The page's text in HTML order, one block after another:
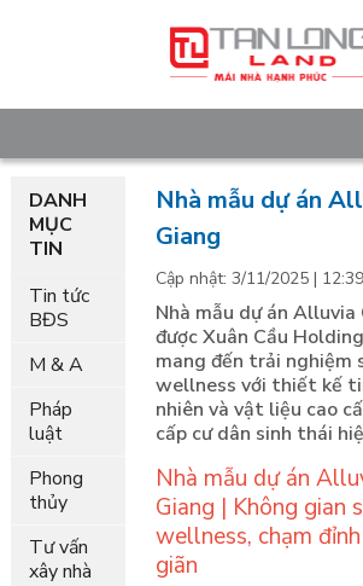
DANH
MỤC
TIN
Tin tức
BĐS
M & A
Pháp
luật
Phong
thủy
Tư vấn
xây nhà
Nhà mẫu dự án
Giang
Cập nhật: 3/11/2025 |
Nhà mẫu dự án
được Xuân Cầu
mang đến trải nghiệm
wellness với thiết kế
nhiên và vật liệu cao
cấp cư dân sinh thái
Nhà mẫu dự án
Giang | Không gian
wellness, chạm
giãn